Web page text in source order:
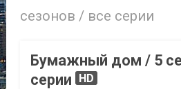
сезонов / все серии
Бумажный дом / 5
серии HD